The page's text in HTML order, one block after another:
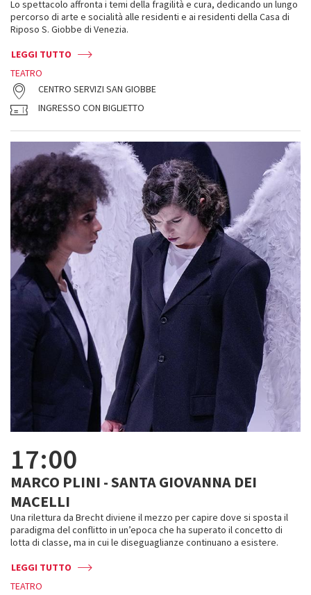
Lo spettacolo affronta i temi della fragilità e cura, dedicando un lungo
percorso di arte e socialità alle residenti e ai residenti della Casa di
Riposo S. Giobbe di Venezia.
LEGGI TUTTO
TEATRO
CENTRO SERVIZI SAN GIOBBE
INGRESSO CON BIGLIETTO
17:00
MARCO PLINI - SANTA GIOVANNA DEI
MACELLI
Una rilettura da Brecht diviene il mezzo per capire dove si sposta il
paradigma del conflitto in un’epoca che ha superato il concetto di
lotta di classe, ma in cui le diseguaglianze continuano a esistere.
LEGGI TUTTO
TEATRO